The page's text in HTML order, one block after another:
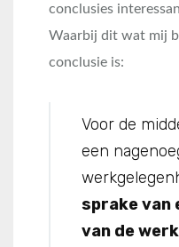
conclusies
Waarbij dit wat mij
conclusie is:
Voor de
een
sprake van
van de